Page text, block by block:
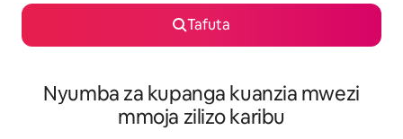
Tafuta
Nyumba za kupanga kuanzia mwezi
mmoja zilizo karibu